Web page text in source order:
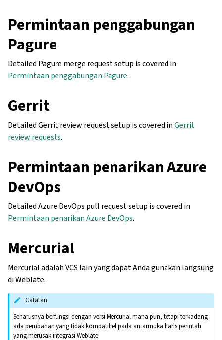
Permintaan penggabungan
Pagure
Detailed Pagure merge request setup is covered in
Permintaan penggabungan Pagure.
Gerrit
Detailed Gerrit review request setup is covered inGerrit
review requests.
Permintaan penarikan Azure
DevOps
Detailed Azure DevOps pull request setup is covered in
Permintaan penarikan Azure DevOps.
Mercurial
Mercurial adalah VCS lain yang dapat Anda gunakan langsung
di Weblate.
Catatan
Seharusnya berfungsi dengan versi Mercurial mana pun, tetapi terkadang
ada perubahan yang tidak kompatibel pada antarmuka baris perintah
yang merusak integrasi Weblate.